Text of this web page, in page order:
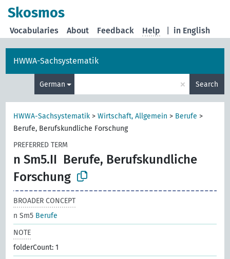
Skosmos
in English
Vocabularies About Feedback Help
HWWA-Sachsystematik
German × Search
HWWA-Sachsystematik >Wirtschaft, Allgemein > Berufe >
Berufe, Berufskundliche Forschung
PREFERRED TERM
n Sm5.II Berufe, Berufskundliche
Forschung
BROADER CONCEPT
n Sm5 Berufe
NOTE
folderCount: 1